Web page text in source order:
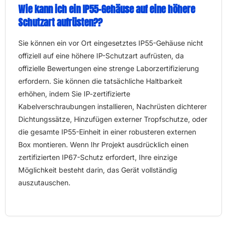
Wie kann ich ein IP55-Gehäuse auf eine höhere
Schutzart aufrüsten??
Sie können ein vor Ort eingesetztes IP55-Gehäuse nicht
offiziell auf eine höhere IP-Schutzart aufrüsten, da
offizielle Bewertungen eine strenge Laborzertifizierung
erfordern. Sie können die tatsächliche Haltbarkeit
erhöhen, indem Sie IP-zertifizierte
Kabelverschraubungen installieren, Nachrüsten dichterer
Dichtungssätze, Hinzufügen externer Tropfschutze, oder
die gesamte IP55-Einheit in einer robusteren externen
Box montieren. Wenn Ihr Projekt ausdrücklich einen
zertifizierten IP67-Schutz erfordert, Ihre einzige
Möglichkeit besteht darin, das Gerät vollständig
auszutauschen.